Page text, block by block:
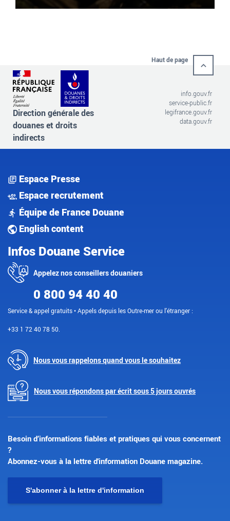
Haut de page
Direction générale des
douanes et droits
indirects
info.gouv.fr
service-public.fr
legifrance.gouv.fr
data.gouv.fr
Espace Presse
Espace recrutement
Équipe de France Douane
English content
Infos Douane Service
Appelez nos conseillers douaniers
0 800 94 40 40
Service & appel gratuits • Appels depuis les Outre-mer ou l'étranger :
+33 1 72 40 78 50.
Nous vous rappelons quand vous le souhaitez
Nous vous répondons par écrit sous 5 jours ouvrés
Besoin d’informations fiables et pratiques qui vous concernent
?
Abonnez-vous à la lettre d'information Douane magazine.
S'abonner à la lettre d'information